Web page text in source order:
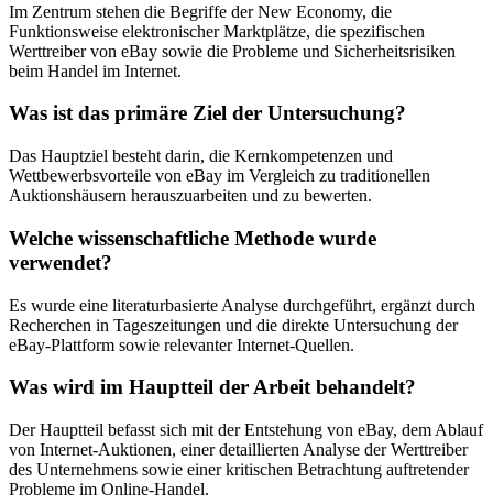
Im Zentrum stehen die Begriffe der New Economy, die
Funktionsweise elektronischer Marktplätze, die spezifischen
Werttreiber von eBay sowie die Probleme und Sicherheitsrisiken
beim Handel im Internet.
Was ist das primäre Ziel der Untersuchung?
Das Hauptziel besteht darin, die Kernkompetenzen und
Wettbewerbsvorteile von eBay im Vergleich zu traditionellen
Auktionshäusern herauszuarbeiten und zu bewerten.
Welche wissenschaftliche Methode wurde
verwendet?
Es wurde eine literaturbasierte Analyse durchgeführt, ergänzt durch
Recherchen in Tageszeitungen und die direkte Untersuchung der
eBay-Plattform sowie relevanter Internet-Quellen.
Was wird im Hauptteil der Arbeit behandelt?
Der Hauptteil befasst sich mit der Entstehung von eBay, dem Ablauf
von Internet-Auktionen, einer detaillierten Analyse der Werttreiber
des Unternehmens sowie einer kritischen Betrachtung auftretender
Probleme im Online-Handel.